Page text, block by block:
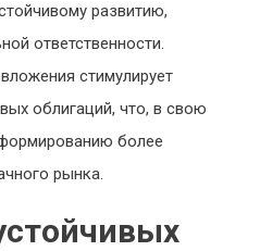
развитию,
ответственности.
стимулирует
облигаций, что, в свою
более
рынка.